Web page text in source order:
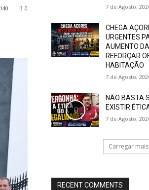
0
140 7 de Agosto,
CHEGA
URGENTES
AUMENTO
REFORÇAR
HABITAÇÃO
7 de Agosto,
NÃO BASTA
EXISTIR
7 de Agosto,
Carregar mais
RECENT COMMENTS